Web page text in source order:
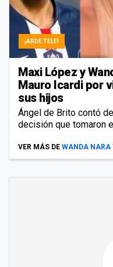
¡ARDE TELE!
Maxi López y
Mauro Icardi por
sus hijos
Ángel de Brito contó
decisión que tomaron
VER MÁS DE WANDA NARA